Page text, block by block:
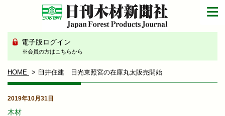
電子版ログイン
※会員の方はこちらから
HOME 臼井住建 日光東照宮の在庫丸太販売開始
2019年10月31日
木材